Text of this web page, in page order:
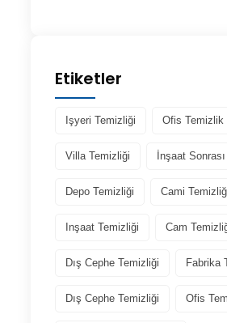
Etiketler
Işyeri Temizliği Ofis Temizlik
Villa Temizliği İnşaat Sonrası
Depo Temizliği Cami
Inşaat Temizliği Cam
Dış Cephe Temizliği Fabrika
Dış Cephe Temizliği Ofis